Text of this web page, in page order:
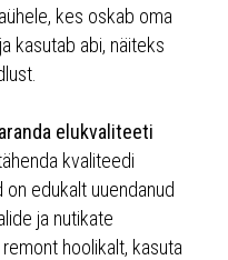
kes oskab oma
kasutab abi, näiteks
elukvaliteeti
kvaliteedi
edukalt uuendanud
ja nutikate
hoolikalt, kasuta